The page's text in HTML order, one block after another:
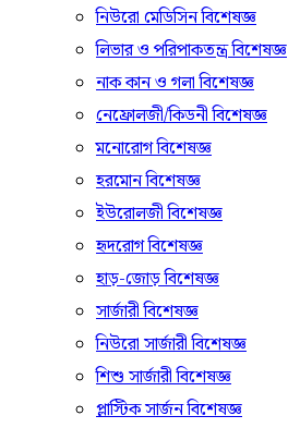
নিউরো মেডিসিন বিশেষজ্ঞ
লিভার ও পরিপাকতন্ত্র বিশেষজ্ঞ
নাক কান ও গলা বিশেষজ্ঞ
নেফ্রোলজী/কিডনী বিশেষজ্ঞ
মনোরোগ বিশেষজ্ঞ
হরমোন বিশেষজ্ঞ
ইউরোলজী বিশেষজ্ঞ
হৃদরোগ বিশেষজ্ঞ
হাড়-জোড় বিশেষজ্ঞ
সার্জারী বিশেষজ্ঞ
নিউরো সার্জারী বিশেষজ্ঞ
শিশু সার্জারী বিশেষজ্ঞ
প্লাস্টিক সার্জন বিশেষজ্ঞ